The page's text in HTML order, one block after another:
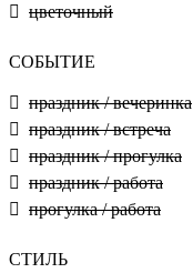
цветочный
СОБЫТИЕ
праздник / вечеринка
праздник / встреча
праздник / прогулка
праздник / работа
прогулка / работа
СТИЛЬ